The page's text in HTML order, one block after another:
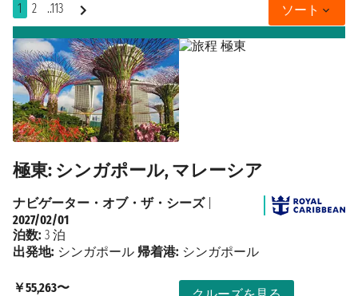
1 2 ..113 ソート
極東: シンガポール, マレーシア
￥55,263〜
ナビゲーター・オブ・ザ・シーズ|
2027/02/01
泊数: 3 泊
出発地: シンガポール 帰着港: シンガポール